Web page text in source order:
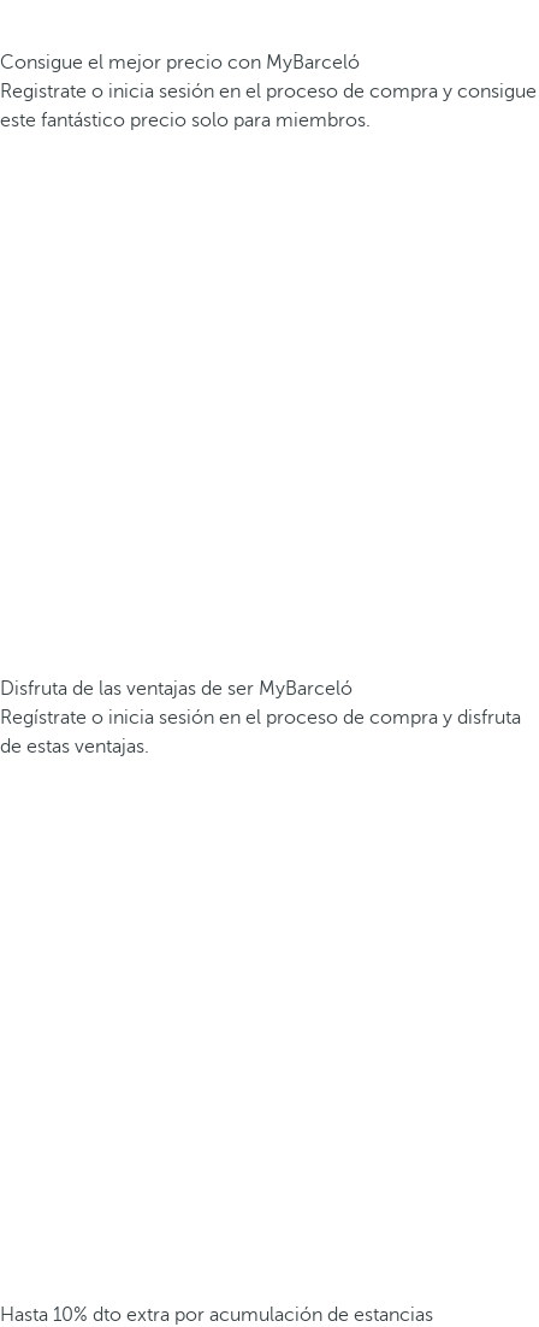
Consigue el mejor precio con MyBarceló
Registrate o inicia sesión en el proceso de compra y consigue
este fantástico precio solo para miembros.
Disfruta de las ventajas de ser MyBarceló
Regístrate o inicia sesión en el proceso de compra y disfruta
de estas ventajas.
Hasta 10% dto extra por acumulación de estancias